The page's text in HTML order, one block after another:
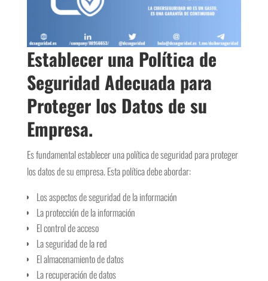
Establecer una Política de
Seguridad Adecuada para
Proteger los Datos de su
Empresa.
Es fundamental establecer una política de seguridad para proteger
los datos de su empresa. Esta política debe abordar:
Los aspectos de seguridad de la información
La protección de la información
El control de acceso
La seguridad de la red
El almacenamiento de datos
La recuperación de datos